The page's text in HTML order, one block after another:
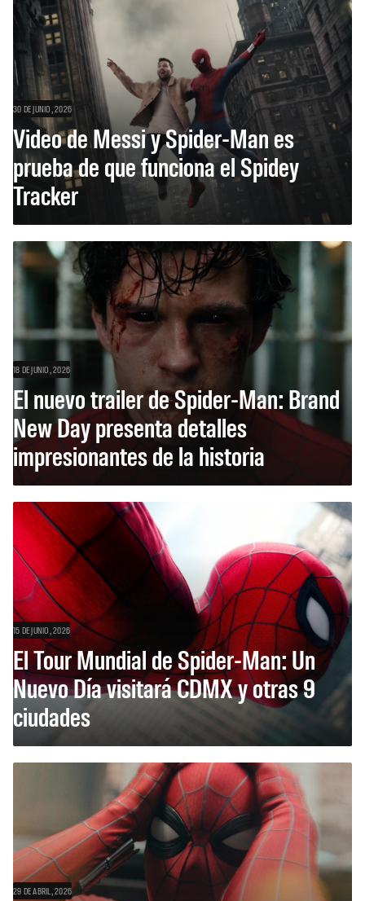
30 DE JUNIO, 2026
Video de Messi y Spider-Man es
prueba de que funciona el Spidey
Tracker
18 DE JUNIO, 2026
El nuevo trailer de Spider-Man: Brand
New Day presenta detalles
impresionantes de la historia
15 DE JUNIO, 2026
El Tour Mundial de Spider-Man: Un
Nuevo Día visitará CDMX y otras 9
ciudades
29 DE ABRIL, 2026